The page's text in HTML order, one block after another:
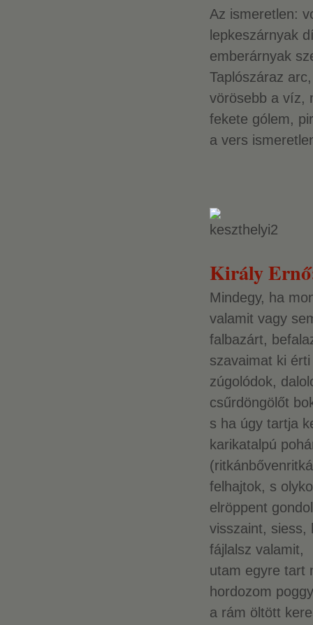
Az ismeretlen:
lepkeszárnyak
emberárnyak
Taplószáraz
vörösebb a víz,
fekete gólem,
a vers
Király
Mindegy, ha
valamit vagy
falbazárt,
szavaimat ki
zúgolódok,
csűrdöngölőt
s ha úgy tartja
karikatalpú
felhajtok, s
elröppent
visszaint, siess,
fájlalsz valamit,
utam egyre tart
hordozom
a rám öltött